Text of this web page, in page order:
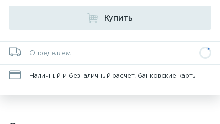
Купить
Определяем...
Наличный и безналичный расчет, банковские карты